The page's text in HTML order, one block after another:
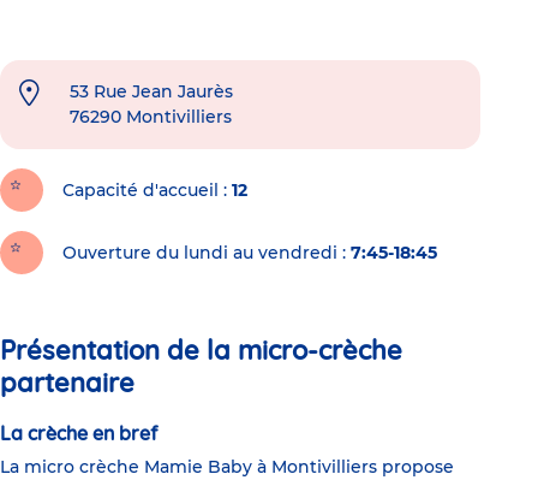
53 Rue Jean Jaurès
76290 Montivilliers
Capacité d'accueil 12
Ouverture du lundi au vendredi : 7:45-18:45
Présentation de la micro-crèche
partenaire
La crèche en bref
La micro crèche Mamie Baby à Montivilliers propose